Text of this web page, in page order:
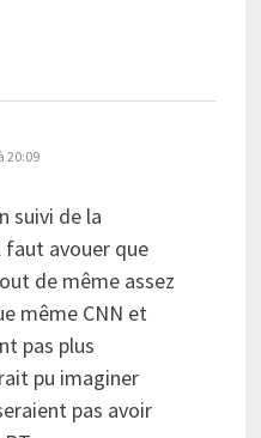
20:09
suivi de la
faut avouer que
de même assez
même CNN et
pas plus
pu imaginer
pas avoir